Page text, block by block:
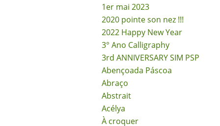
1er mai 2023
2020 pointe son nez !!!
2022 Happy New Year
3° Ano Calligraphy
3rd ANNIVERSARY SIM PSP
Abençoada Páscoa
Abraço
Abstrait
Acélya
À croquer